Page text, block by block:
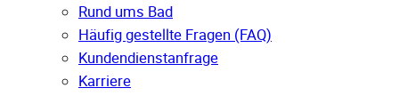
Rund ums Bad
Häufig gestellte Fragen (FAQ)
Kunden­dienst­anfrage
Karriere